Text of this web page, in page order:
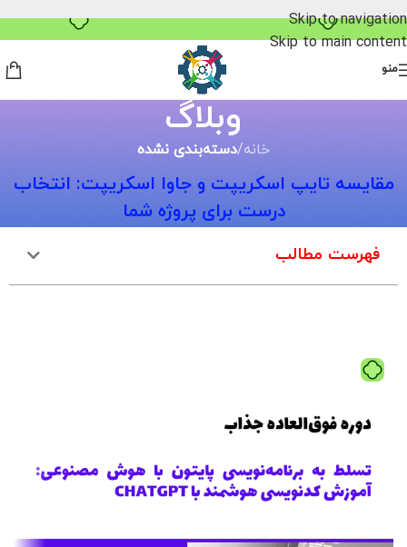
خرید قسطی با ترب‌پی
Skip to navigation
Skip to main content
منو
وبلاگ
خانه/دسته‌بندی نشده
مقایسه تایپ اسکریپت و جاوا اسکریپت: انتخاب
درست برای پروژه شما
فهرست مطالب